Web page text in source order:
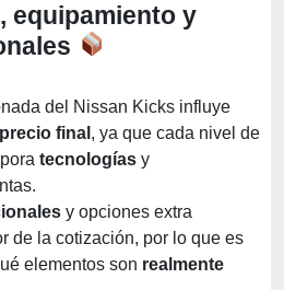
equipamiento y
del Nissan Kicks influye
precio final , ya que cada nivel de
tecnologías y
y opciones extra
de la cotización, por lo que es
elementos son realmente